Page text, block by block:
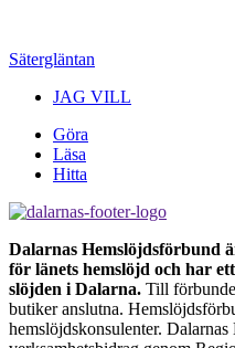
Sätergläntan
JAG VILL
Göra
Läsa
Hitta
Dalarnas Hemslöjdsförbund
för länets hemslöjd och har
slöjden i Dalarna. Till
butiker anslutna.
hemslöjdskonsulenter.